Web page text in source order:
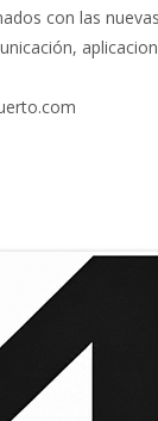
con las